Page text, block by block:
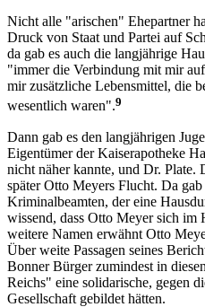
Nicht alle "arischen" Ehepartner
Druck von Staat und Partei auf
da gab es auch die langjährige
"immer die Verbindung mit mir
mir zusätzliche Lebensmittel, die
wesentlich waren".9
Dann gab es den langjährigen
Eigentümer der Kaiserapotheke
nicht näher kannte, und Dr. Plate.
später Otto Meyers Flucht. Da gab
Kriminalbeamten, der eine
wissend, dass Otto Meyer sich im
weitere Namen erwähnt Otto
Über weite Passagen seines
Bonner Bürger zumindest in
Reichs" eine solidarische, gegen
Gesellschaft gebildet hätten.